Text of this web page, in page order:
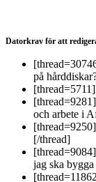
Datorkrav för att
på
och arbete i
[/thread]
jag ska